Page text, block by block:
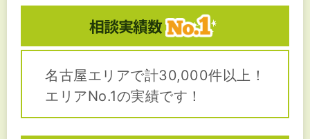
相談実績数
名古屋エリアで計30,000件以上！
エリアNo.1の実績です！